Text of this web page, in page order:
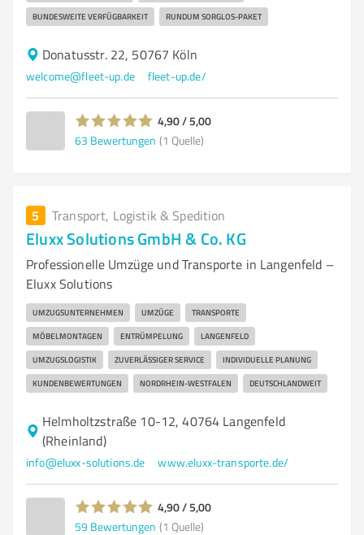
BUNDESWEITE VERFÜGBARKEIT RUNDUM SORGLOS-PAKET
Donatusstr. 22, 50767 Köln
welcome@fleet-up.de fleet-up.de/
4,90 / 5,00
63 Bewertungen (1 Quelle)
5 Transport, Logistik & Spedition
Eluxx Solutions GmbH & Co. KG
Professionelle Umzüge und Transporte in Langenfeld –
Eluxx Solutions
UMZUGSUNTERNEHMEN UMZÜGE TRANSPORTE
MÖBELMONTAGEN ENTRÜMPELUNG LANGENFELD
UMZUGSLOGISTIK ZUVERLÄSSIGER SERVICE INDIVIDUELLE PLANUNG
KUNDENBEWERTUNGEN NORDRHEIN-WESTFALEN DEUTSCHLANDWEIT
Helmholtzstraße 10-12, 40764 Langenfeld
(Rheinland)
info@eluxx-solutions.de www.eluxx-transporte.de/
4,90 / 5,00
59 Bewertungen (1 Quelle)